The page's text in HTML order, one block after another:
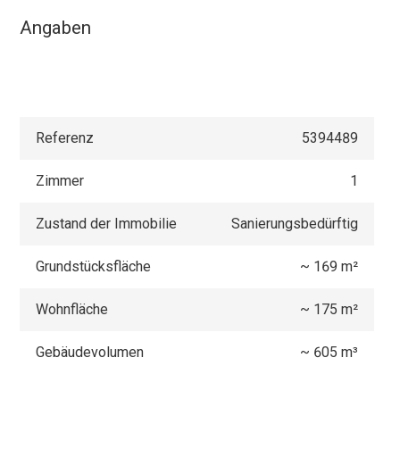
Angaben
Referenz 5394489
Zimmer 1
Zustand der Immobilie Sanierungsbedürftig
Grundstücksfläche ~ 169 m²
Wohnfläche ~ 175 m²
Gebäudevolumen ~ 605 m³